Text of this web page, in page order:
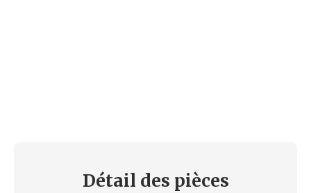
Détail des pièces